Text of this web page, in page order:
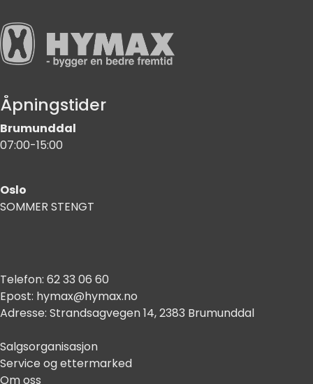
Åpningstider
Brumunddal
07:00-15:00
Oslo
SOMMER STENGT
Telefon: 62 33 06 60
Epost: hymax@hymax.no
Adresse: Strandsagvegen 14, 2383 Brumunddal
Salgsorganisasjon
Service og ettermarked
Om oss